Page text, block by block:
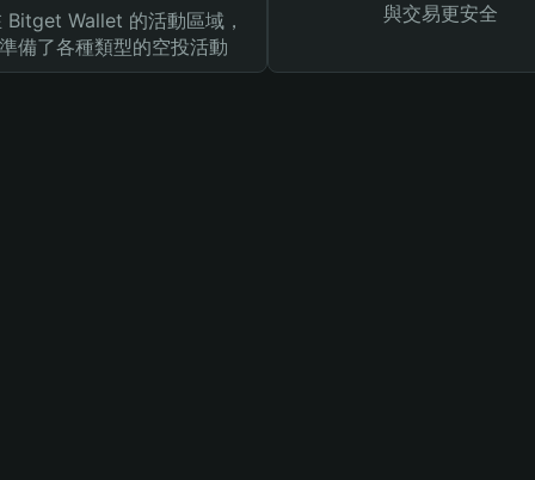
Bitget Wallet 的活動區域，
備了各種類型的空投活動
與交易更安全